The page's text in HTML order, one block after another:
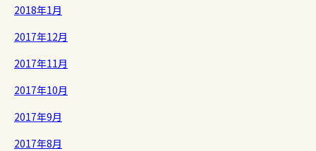
2018年1月
2017年12月
2017年11月
2017年10月
2017年9月
2017年8月